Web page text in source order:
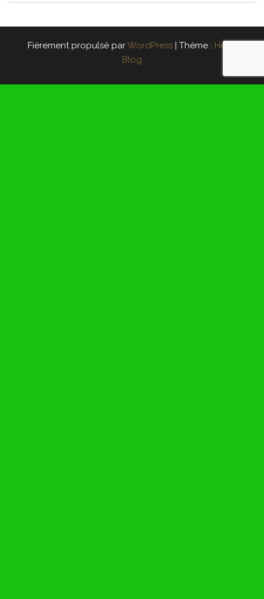
Fièrement propulsé parWordPress | Thème : Head
Blog